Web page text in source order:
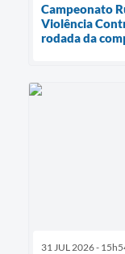
Campeonato
Violência
rodada da
31 JUL 2026 -